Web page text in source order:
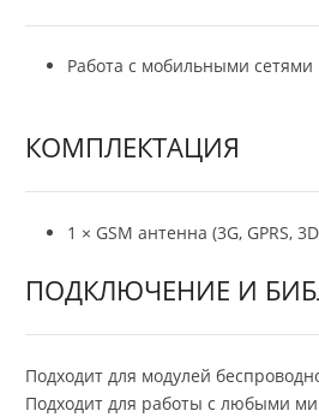
Работа с мобильными сетями
КОМПЛЕКТАЦИЯ
1 × GSM антенна (3G, GPRS,
ПОДКЛЮЧЕНИЕ И
Подходит для модулей
Подходит для работы с любыми